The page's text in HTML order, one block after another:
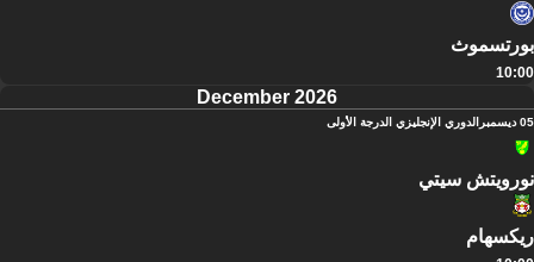
بورتسموث
10:00
December 2026
05 ديسمبر الدوري الإنجليزي الدرجة الأولى
نورويتش سيتي
ريكسهام